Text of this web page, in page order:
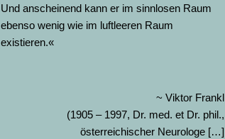
Und anscheinend kann er im sinnlosen Raum
ebenso wenig wie im luftleeren Raum
existieren.«
~ Viktor Frankl
(1905 – 1997, Dr. med. et Dr. phil.,
österreichischer Neurologe […]